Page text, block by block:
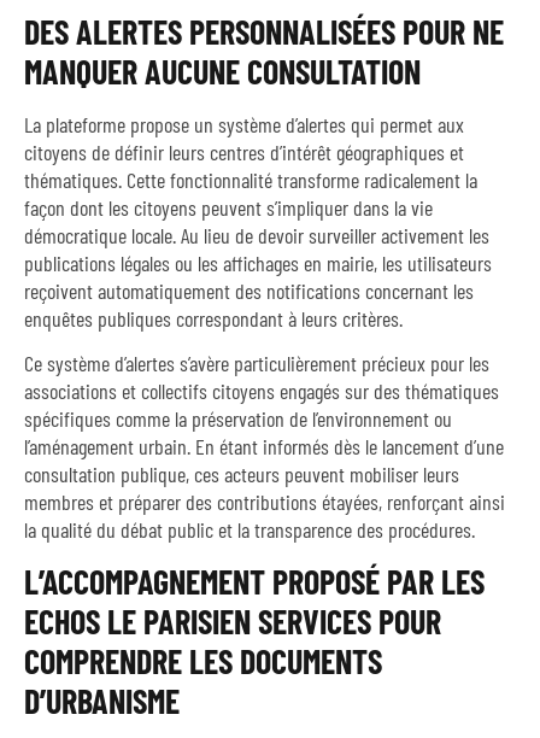
DES ALERTES PERSONNALISÉES POUR NE
MANQUER AUCUNE CONSULTATION
La plateforme propose un système d’alertes qui permet aux
citoyens de définir leurs centres d’intérêt géographiques et
thématiques. Cette fonctionnalité transforme radicalement la
façon dont les citoyens peuvent s’impliquer dans la vie
démocratique locale. Au lieu de devoir surveiller activement les
publications légales ou les affichages en mairie, les utilisateurs
reçoivent automatiquement des notifications concernant les
enquêtes publiques correspondant à leurs critères.
Ce système d’alertes s’avère particulièrement précieux pour les
associations et collectifs citoyens engagés sur des thématiques
spécifiques comme la préservation de l’environnement ou
l’aménagement urbain. En étant informés dès le lancement d’une
consultation publique, ces acteurs peuvent mobiliser leurs
membres et préparer des contributions étayées, renforçant ainsi
la qualité du débat public et la transparence des procédures.
L’ACCOMPAGNEMENT PROPOSÉ PAR LES
ECHOS LE PARISIEN SERVICES POUR
COMPRENDRE LES DOCUMENTS
D’URBANISME